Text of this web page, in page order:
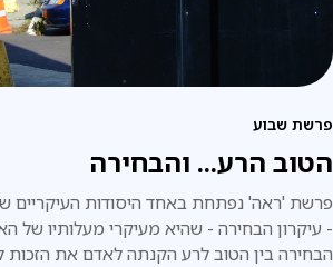
פרשת שבוע
הטוב הרע... והבחירה
פרשת 'ראה' נפתחת באחד היסודות העיקריים
- עיקרון הבחירה - שהיא מעיקרי מעלותיו של
הבחירה בין הטוב לרע הקנתה לאדם את הזכות